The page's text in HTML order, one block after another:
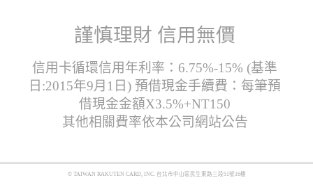
謹慎理財 信用無價
信用卡循環信用年利率：6.75%-15% (基準
日:2015年9月1日) 預借現金手續費：每筆預
借現金金額X3.5%+NT150
其他相關費率依本公司網站公告
© TAIWAN RAKUTEN CARD, INC. 台北市中山區民生東路三段51號16樓